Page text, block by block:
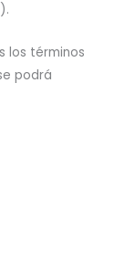
los términos
podrá